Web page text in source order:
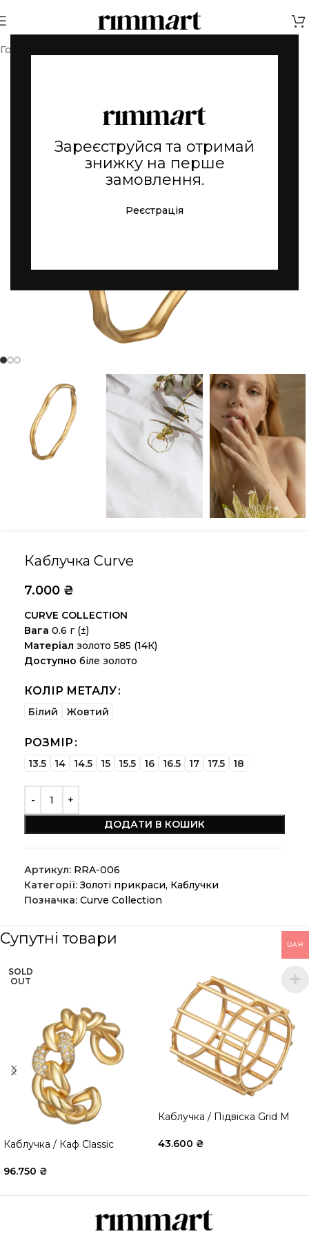
Зареєструйся та отримай
знижку на перше
замовлення.
Реєстрація
Головна
Каблучка Curve
7.000 ₴
CURVE COLLECTION
Вага 0.6 г (±)
Матеріал золото 585 (14К)
Доступно біле золото
КОЛІР МЕТАЛУ
Білий Жовтий
РОЗМІР
13.5 14 14.5 15 15.5 16 16.5 17 17.5 18
ДОДАТИ В КОШИК
Артикул: RRA-006
Категорії: Золоті прикраси, Каблучки
Позначка: Curve Collection
Супутні товари
SOLD
OUT
Каблучка / Каф Classic
96.750 ₴
Каблучка / Підвіска Grid M
43.600 ₴
UAH